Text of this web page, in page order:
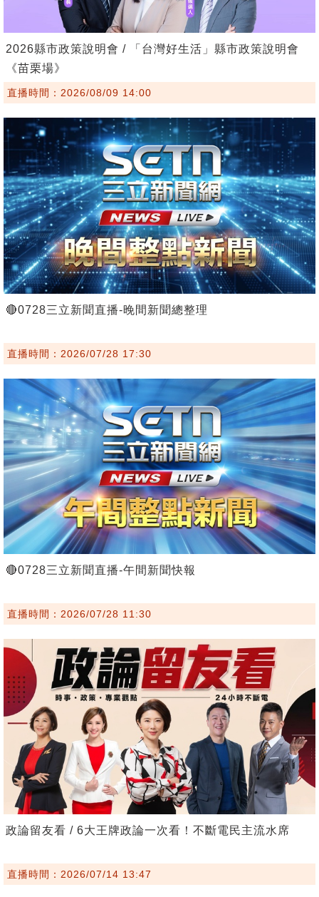
2026縣市政策說明會 / 「台灣好生活」縣市政策說明會
《苗栗場》
直播時間：2026/08/09 14:00
🔴0728三立新聞直播-晚間新聞總整理
直播時間：2026/07/28 17:30
🔴0728三立新聞直播-午間新聞快報
直播時間：2026/07/28 11:30
政論留友看 / 6大王牌政論一次看！不斷電民主流水席
直播時間：2026/07/14 13:47